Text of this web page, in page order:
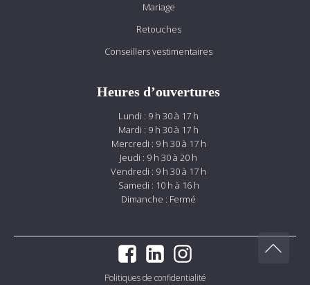
Mariage
Retouches
Conseillers vestimentaires
Heures d’ouvertures
Lundi : 9 h 30 à 17 h
Mardi : 9 h 30 à 17 h
Mercredi : 9 h 30 à 17 h
Jeudi : 9 h 30 à 20 h
Vendredi : 9 h 30 à 17 h
Samedi : 10 h à 16 h
Dimanche : Fermé
Politiques de confidentialité